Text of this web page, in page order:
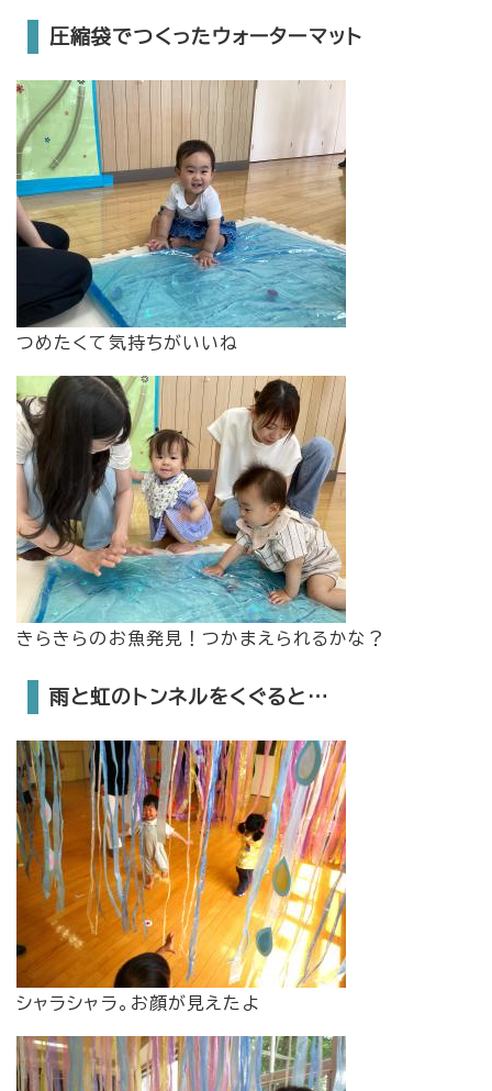
圧縮袋でつくったウォーターマット
つめたくて気持ちがいいね
きらきらのお魚発見！つかまえられるかな？
雨と虹のトンネルをくぐると…
シャラシャラ。お顔が見えたよ